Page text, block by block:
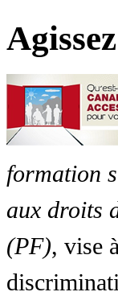
formation
aux droits
(PF), vise